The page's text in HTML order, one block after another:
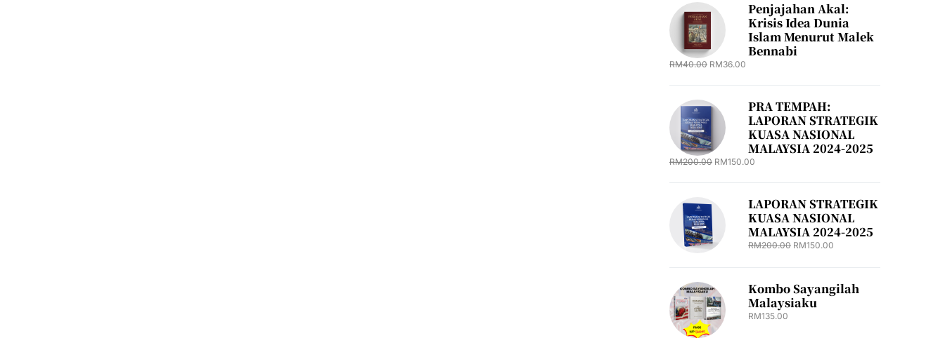
Penjajahan Akal:
Krisis Idea Dunia
Islam Menurut Malek
Bennabi
RM40.00 RM36.00
PRA TEMPAH:
LAPORAN STRATEGIK
KUASA NASIONAL
MALAYSIA 2024-2025
RM200.00 RM150.00
LAPORAN STRATEGIK
KUASA NASIONAL
MALAYSIA 2024-2025
RM200.00 RM150.00
Kombo Sayangilah
Malaysiaku
RM135.00